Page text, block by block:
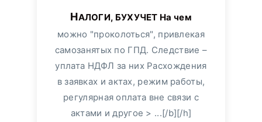
НАЛОГИ, БУХУЧЕТ На чем
можно "проколоться", привлекая
самозанятых по ГПД. Следствие –
уплата НДФЛ за них Расхождения
в заявках и актах, режим работы,
регулярная оплата вне связи с
актами и другое > ...[/b][/h]